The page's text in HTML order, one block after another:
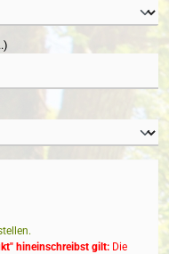
hineinschreibst gilt: Die